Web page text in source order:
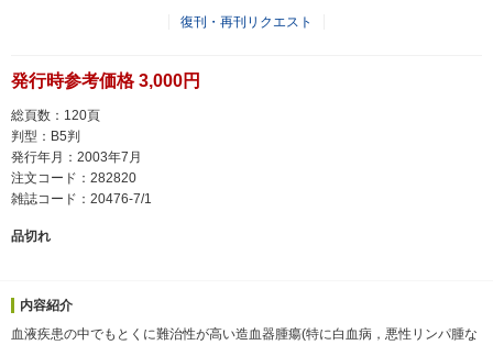
復刊・再刊リクエスト
発行時参考価格 3,000円
総頁数：120頁
判型：B5判
発行年月：2003年7月
注文コード：282820
雑誌コード：20476-7/1
品切れ
内容紹介
血液疾患の中でもとくに難治性が高い造血器腫瘍(特に白血病，悪性リンパ腫な